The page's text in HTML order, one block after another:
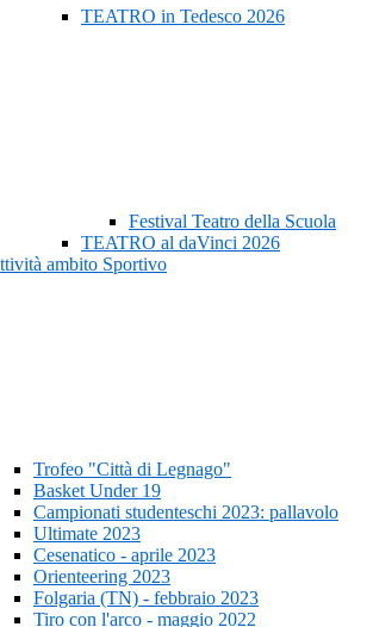
TEATRO in Tedesco 2026
Festival Teatro della Scuola
TEATRO al daVinci 2026
ambito Sportivo
Trofeo "Città di Legnago"
Basket Under 19
Campionati studenteschi 2023: pallavolo
Ultimate 2023
Cesenatico - aprile 2023
Orienteering 2023
Folgaria (TN) - febbraio 2023
Tiro con l'arco - maggio 2022